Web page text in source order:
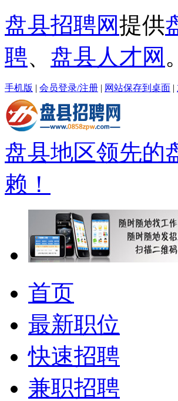
盘县招聘网提供
聘、 盘县人才网 。
手机版 | 会员登录/注册 | 网站保存到桌面 |
盘县地区领先的
赖！
首页
最新职位
快速招聘
兼职招聘